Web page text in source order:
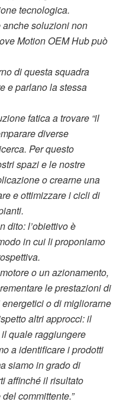
tecnologica.
soluzioni non
Motion OEM Hub può
di questa squadra
e parlano la stessa
fatica a trovare “il
diverse
Per questo
spazi e le nostre
o crearne una
e ottimizzare i cicli di
dito: l’obiettivo è
in cui li proponiamo
o un azionamento,
le prestazioni di
o di migliorarne
altri approcci: il
quale raggiungere
a identificare i prodotti
siamo in grado di
affinché il risultato
committente.”